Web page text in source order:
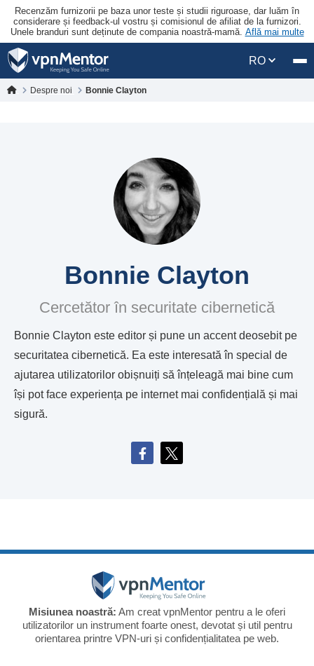
Recenzăm furnizorii pe baza unor teste și studii riguroase, dar luăm în
considerare și feedback-ul vostru și comisionul de afiliat de la furnizori.
Unele branduri sunt deținute de compania noastră-mamă. Află mai multe
RO
Despre noi Bonnie Clayton
Bonnie Clayton
Cercetător în securitate cibernetică
Bonnie Clayton este editor și pune un accent deosebit pe
securitatea cibernetică. Ea este interesată în special de
ajutarea utilizatorilor obișnuiți să înțeleagă mai bine cum
își pot face experiența pe internet mai confidențială și mai
sigură.
Misiunea noastră: Am creat vpnMentor pentru a le oferi
utilizatorilor un instrument foarte onest, devotat și util pentru
orientarea printre VPN-uri și confidențialitatea pe web.